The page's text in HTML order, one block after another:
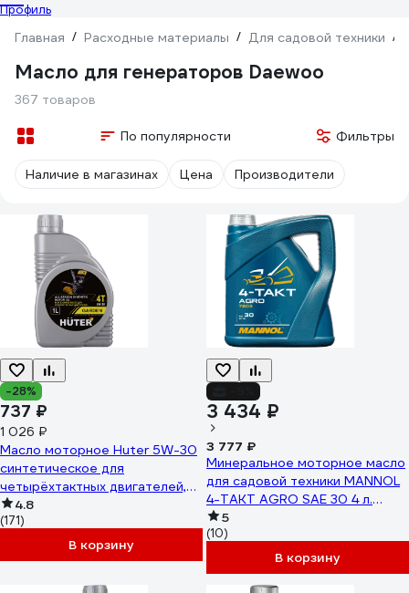
Профиль
Главная / Расходные материалы / Для садовой техники /
Масло для генераторов Daewoo
367 товаров
По популярности Фильтры
Наличие в магазинах Цена Производители
-28%
737 ₽
1 026 ₽
Масло моторное Huter 5W-30
синтетическое для
четырёхтактных двигателей,
для техники, 1 л 73/8/1/2
4.8
(171)
В корзину
3 434 ₽
3 777 ₽
Минеральное моторное масло
для садовой техники MANNOL
4-TAKT AGRO SAE 30 4 л.
7203
5
(10)
В корзину